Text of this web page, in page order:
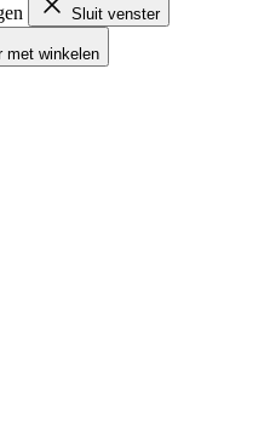
Sluit venster
met winkelen